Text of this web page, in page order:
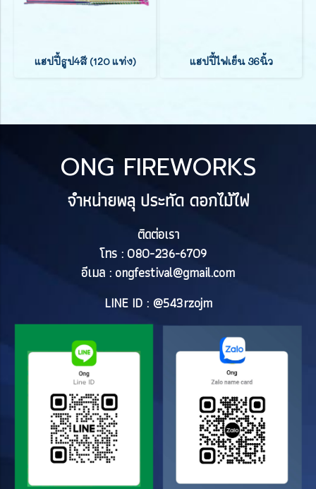
แฮปปี้ธูป4สี (120 แท่ง) แฮปปี้ไฟเย็น 36นิ้ว
ONG FIREWORKS
จำหน่ายพลุ ประทัด ดอกไม้ไฟ
ติดต่อเรา
โทร : 080-236-6709
อีเมล : ongfestival@gmail.com
LINE ID : @543rzojm